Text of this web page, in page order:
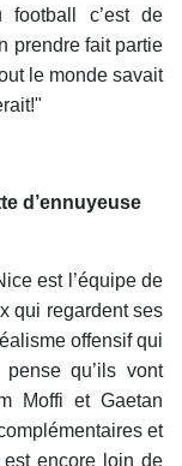
football c’est de
prendre fait partie
le monde savait
d’ennuyeuse
est l’équipe de
qui regardent ses
offensif qui
qu’ils vont
Moffi et Gaetan
et
est encore loin de